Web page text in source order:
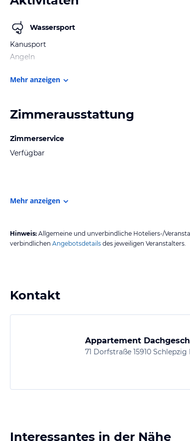
Wassersport
Kanusport
Angeln
Mehr anzeigen
Zimmerausstattung
Zimmerservice
Verfügbar
Mehr anzeigen
Hinweis: Allgemeine und unverbindliche Hoteliers-/
verbindlichen Angebotsdetails des jeweiligen Veranstalters.
Kontakt
Appartement
71 Dorfstraße 15910
Interessantes in der Nähe